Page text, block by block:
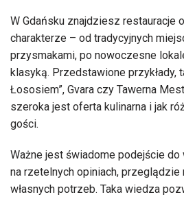
W Gdańsku znajdziesz restauracje
charakterze – od tradycyjnych
przysmakami, po nowoczesne
klasyką. Przedstawione przykłady,
Łososiem”, Gvara czy Tawerna
szeroka jest oferta kulinarna i jak
gości.
Ważne jest świadome podejście do
na rzetelnych opiniach, przeglądzie
własnych potrzeb. Taka wiedza